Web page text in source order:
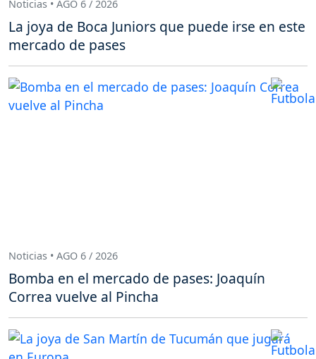
Noticias • AGO 6 / 2026
La joya de Boca Juniors que puede irse en este
mercado de pases
Noticias • AGO 6 / 2026
Bomba en el mercado de pases: Joaquín
Correa vuelve al Pincha